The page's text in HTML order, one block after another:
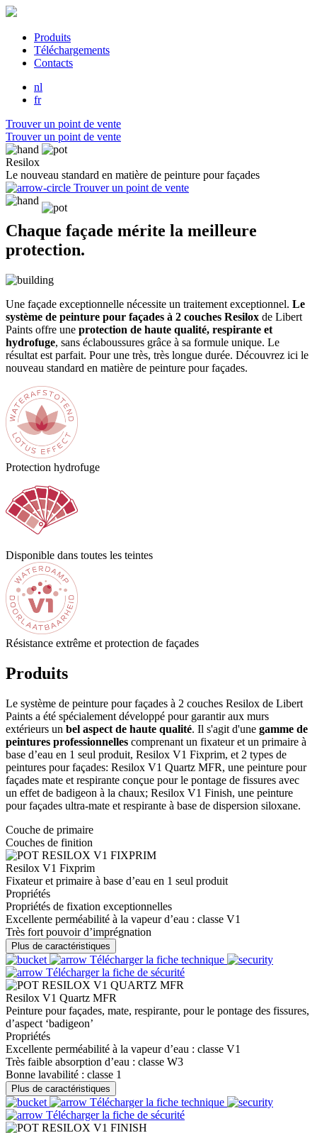
Produits
Téléchargements
Contacts
nl
fr
Trouver un point de vente
Trouver un point de vente
Resilox
Le nouveau standard en matière de peinture pour façades
Trouver un point de vente
Chaque façade mérite la meilleure
protection.
Une façade exceptionnelle nécessite un traitement exceptionnel. Le
système de peinture pour façades à 2 couches Resilox de Libert
Paints offre une protection de haute qualité, respirante et
hydrofuge, sans éclaboussures grâce à sa formule unique. Le
résultat est parfait. Pour une très, très longue durée. Découvrez ici le
nouveau standard en matière de peinture pour façades.
Protection hydrofuge
Disponible dans toutes les teintes
Résistance extrême et protection de façades
Produits
Le système de peinture pour façades à 2 couches Resilox de Libert
Paints a été spécialement développé pour garantir aux murs
extérieurs un bel aspect de haute qualité. Il s'agit d'une gamme de
peintures professionnelles comprenant un fixateur et un primaire à
base d’eau en 1 seul produit, Resilox V1 Fixprim, et 2 types de
peintures pour façades: Resilox V1 Quartz MFR, une peinture pour
façades mate et respirante conçue pour le pontage de fissures avec
un effet de badigeon à la chaux; Resilox V1 Finish, une peinture
pour façades ultra-mate et respirante à base de dispersion siloxane.
Couche de primaire
Couches de finition
Resilox V1 Fixprim
Fixateur et primaire à base d’eau en 1 seul produit
Propriétés
Propriétés de fixation exceptionnelles
Excellente perméabilité à la vapeur d’eau : classe V1
Très fort pouvoir d’imprégnation
Plus de caractéristiques
Télécharger la fiche technique
Télécharger la fiche de sécurité
Resilox V1 Quartz MFR
Peinture pour façades, mate, respirante, pour le pontage des fissures,
d’aspect ‘badigeon’
Propriétés
Excellente perméabilité à la vapeur d’eau : classe V1
Très faible absorption d’eau : classe W3
Bonne lavabilité : classe 1
Plus de caractéristiques
Télécharger la fiche technique
Télécharger la fiche de sécurité